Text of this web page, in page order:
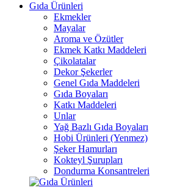
Gıda Ürünleri
Ekmekler
Mayalar
Aroma ve Özütler
Ekmek Katkı Maddeleri
Çikolatalar
Dekor Şekerler
Genel Gıda Maddeleri
Gıda Boyaları
Katkı Maddeleri
Unlar
Yağ Bazlı Gıda Boyaları
Hobi Ürünleri (Yenmez)
Şeker Hamurları
Kokteyl Şurupları
Dondurma Konsantreleri